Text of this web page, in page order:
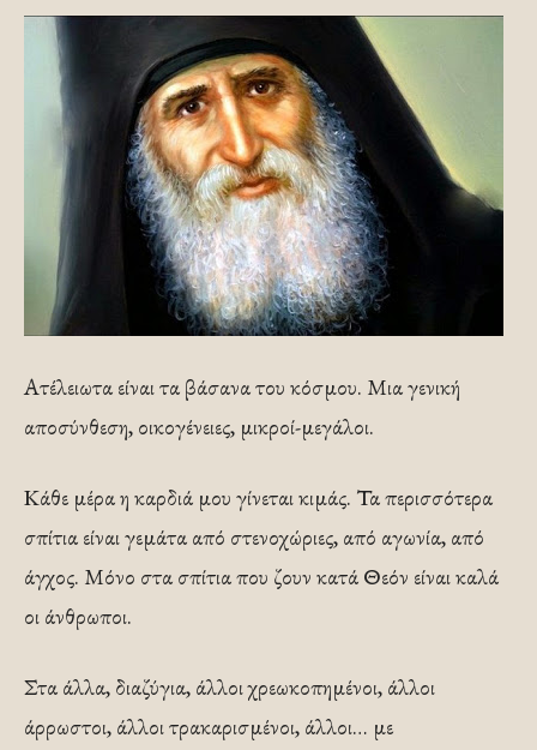
Ατέλειωτα είναι τα βάσανα του κόσμου. Μια γενική
αποσύνθεση, οικογένειες, μικροί-μεγάλοι.
Κάθε μέρα η καρδιά μου γίνεται κιμάς. Τα περισσότερα
σπίτια είναι γεμάτα από στενοχώριες, από αγωνία, από
άγχος. Μόνο στα σπίτια που ζουν κατά Θεόν είναι καλά
οι άνθρωποι.
Στα άλλα, διαζύγια, άλλοι χρεωκοπημένοι, άλλοι
άρρωστοι, άλλοι τρακαρισμένοι, άλλοι… με